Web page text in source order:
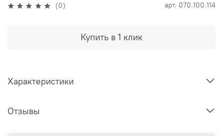
(0) арт. 070.100.114
Купить в 1 клик
Характеристики
Отзывы